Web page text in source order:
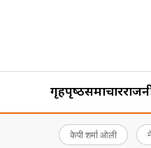
गृहपृष्‍ठसमाचार
केपी शर्मा ओली